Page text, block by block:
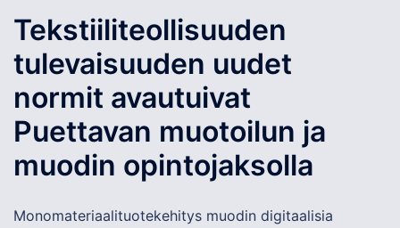
Tekstiiliteollisuuden
tulevaisuuden uudet
normit avautuivat
Puettavan muotoilun ja
muodin opintojaksolla
Monomateriaalituotekehitys muodin digitaalisia